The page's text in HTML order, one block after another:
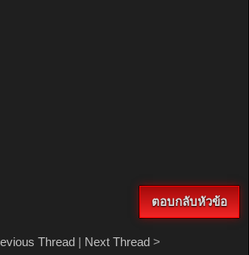
ตอบกลับหัวข้อ
Thread| Next Thread>